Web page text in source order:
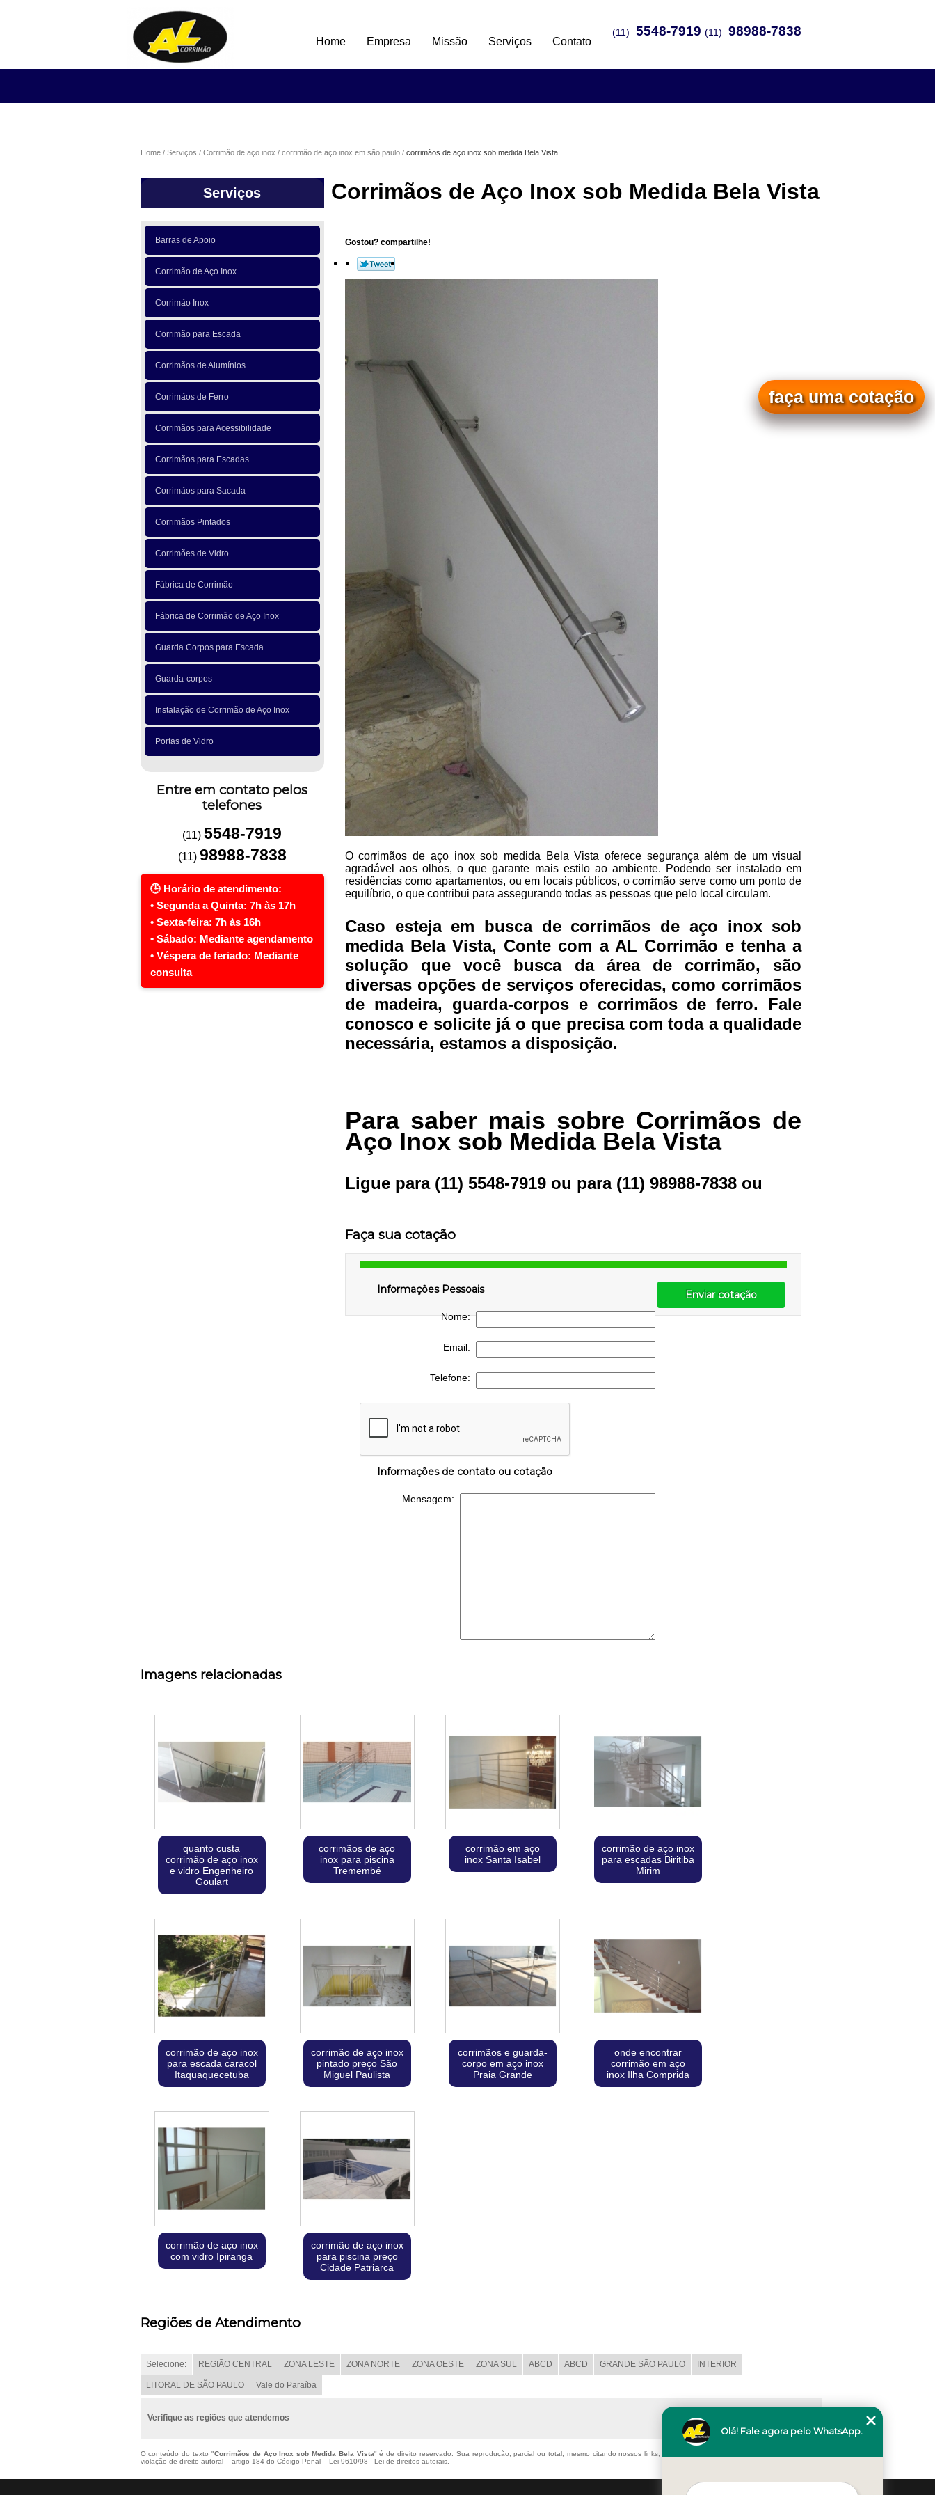
(11) 5548-7919 (11) 98988-7838
Home Empresa Missão Serviços Contato
Home Serviços Corrimão de aço inox corrimão de aço inox em são paulo corrimãos de aço inox sob medida Bela Vista
Serviços
Barras de Apoio
Corrimão de Aço Inox
Corrimão Inox
Corrimão para Escada
Corrimãos de Alumínios
Corrimãos de Ferro
Corrimãos para Acessibilidade
Corrimãos para Escadas
Corrimãos para Sacada
Corrimãos Pintados
Corrimões de Vidro
Fábrica de Corrimão
Fábrica de Corrimão de Aço Inox
Guarda Corpos para Escada
Guarda-corpos
Instalação de Corrimão de Aço Inox
Portas de Vidro
Entre em contato pelos
telefones
(11)5548-7919
(11) 98988-7838
Corrimãos de Aço Inox sob Medida Bela Vista
Gostou? compartilhe!
O corrimãos de aço inox sob medida Bela Vista oferece segurança além de um visual
agradável aos olhos, o que garante mais estilo ao ambiente. Podendo ser instalado em
residências como apartamentos, ou em locais públicos, o corrimão serve como um ponto de
equilíbrio, o que contribui para assegurando todas as pessoas que pelo local circulam.
Caso esteja em busca de corrimãos de aço inox sob
medida Bela Vista, Conte com a AL Corrimão e tenha a
solução que você busca da área de corrimão, são
diversas opções de serviços oferecidas, como corrimãos
de madeira, guarda-corpos e corrimãos de ferro. Fale
conosco e solicite já o que precisa com toda a qualidade
necessária, estamos a disposição.
Para saber mais sobre Corrimãos de
Aço Inox sob Medida Bela Vista
Ligue para (11) 5548-7919ou para (11) 98988-7838ou
faça uma cotação
Faça sua cotação
Informações Pessoais
Nome:
Email:
Telefone:
Informações de contato ou cotação
Mensagem:
Enviar cotação
Imagens relacionadas
quanto custa
corrimão de aço inox
e vidro Engenheiro
Goulart
corrimãos de aço
inox para piscina
Tremembé
corrimão em aço
inox Santa Isabel
corrimão de aço inox
para escadas Biritiba
Mirim
corrimão de aço inox
para escada caracol
Itaquaquecetuba
corrimão de aço inox
pintado preço São
Miguel Paulista
corrimãos e guarda-
corpo em aço inox
Praia Grande
onde encontrar
corrimão em aço
inox Ilha Comprida
corrimão de aço inox
com vidro Ipiranga
corrimão de aço inox
para piscina preço
Cidade Patriarca
Regiões de Atendimento
Selecione: REGIÃO CENTRAL ZONA LESTE ZONA NORTE ZONA OESTE ZONA SUL ABCD ABCD GRANDE SÃO PAULO INTERIOR
LITORAL DE SÃO PAULO Vale do Paraíba
Verifique as regiões que atendemos
O conteúdo do texto "Corrimãos de Aço Inox sob Medida Bela Vista" é de direito reservado. Sua reprodução, parcial ou total, mesmo citando nossos links, é proibida sem a autorização do autor. Crime de
violação de direito autoral – artigo 184 do Código Penal – Lei 9610/98 - Lei de direitos autorais.
Olá! Fale agora pelo WhatsApp.